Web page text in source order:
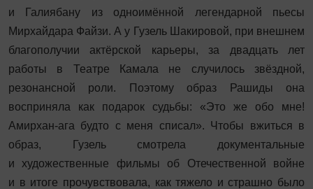
и Га­лиябану из одноимённой легендарной пьесы
Мирхайдара Файзи. А у Гузель Шакировой, при внешнем
благополучии актёрской карьеры, за двадцать лет
работы в Театре Камала не случилось звёздной,
резонансной роли. Поэтому образ Рашиды она
восприняла как подарок судьбы: «Это же обо мне!
Амирхан‑ага будто с меня списал». Чтобы вжиться в
образ, Гузель смотрела документальные
и художественные фильмы об Оте­чественной войне
и в итоге прочувствовала, как тяжело и страшно было